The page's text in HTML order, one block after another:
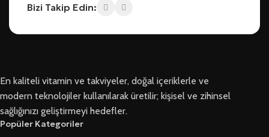
Bizi Takip Edin:
En kaliteli vitamin ve takviyeler, doğal içeriklerle ve
modern teknolojiler kullanılarak üretilir; kişisel ve zihinsel
sağlığınızı geliştirmeyi hedefler.
Popüler Kategoriler